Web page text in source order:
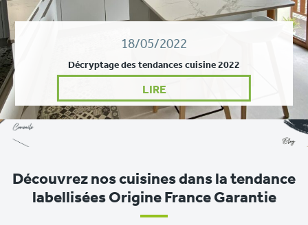
18/05/2022
Décryptage des tendances cuisine 2022
LIRE
Découvrez nos cuisines dans la tendance
labellisées Origine France Garantie